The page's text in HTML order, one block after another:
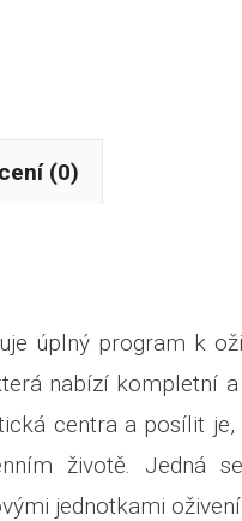
(0)
úplný program k
nabízí kompletní
centra a posílit
životě. Jedná
jednotkami